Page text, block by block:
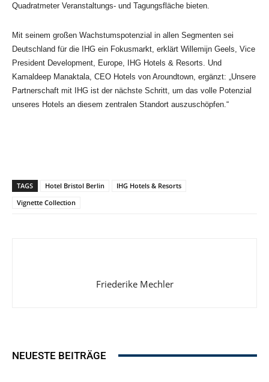
Quadratmeter Veranstaltungs- und Tagungsfläche bieten.
Mit seinem großen Wachstumspotenzial in allen Segmenten sei
Deutschland für die IHG ein Fokusmarkt, erklärt Willemijn Geels, Vice
President Development, Europe, IHG Hotels & Resorts. Und
Kamaldeep Manaktala, CEO Hotels von Aroundtown, ergänzt: „Unsere
Partnerschaft mit IHG ist der nächste Schritt, um das volle Potenzial
unseres Hotels an diesem zentralen Standort auszuschöpfen.“
TAGS Hotel Bristol Berlin
IHG Hotels & Resorts
Vignette Collection
Friederike Mechler
NEUESTE BEITRÄGE